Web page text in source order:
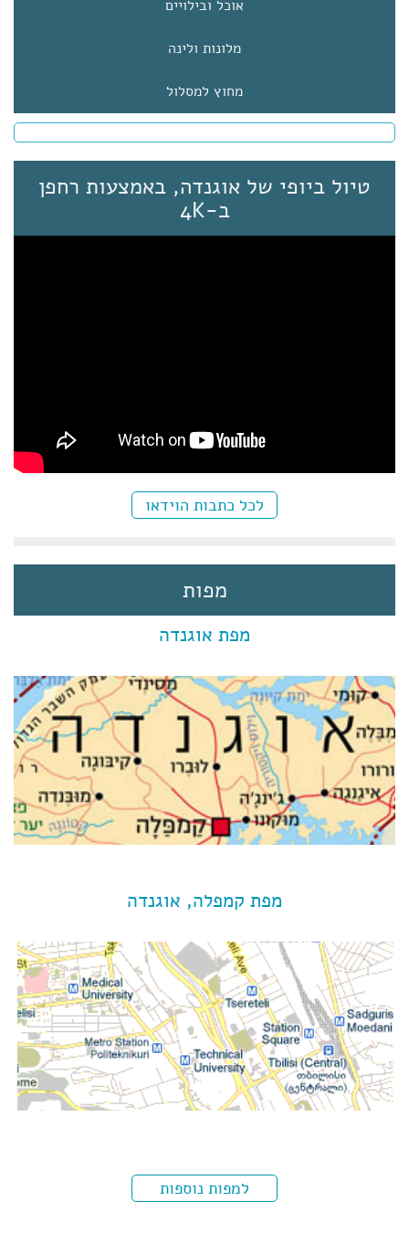
אוכל ובילויים
מלונות ולינה
מחוץ למסלול
טיול ביופי של אוגנדה, באמצעות רחפן
ב-4K
לכל כתבות הוידאו
מפות
מפת אוגנדה
מפת קמפלה, אוגנדה
למפות נוספות